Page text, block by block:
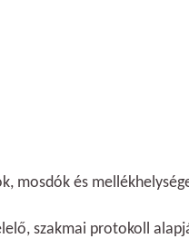
mosdók és
szakmai protokoll